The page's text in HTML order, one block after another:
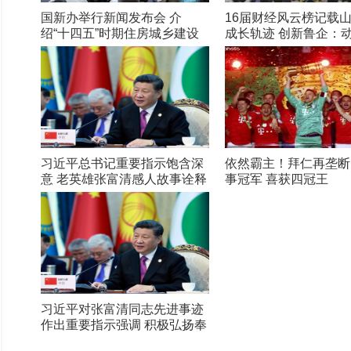
国新办举行新闻发布会 介
绍“十四五”时期住房城乡建设
高质量发展成就
16届财经风云榜记载
成长轨迹 创新鲁企：
在路上
习近平总书记重要指示饱含深
意 老英雄张富清感人故事诠释
初心
依然霸主！拜仁再垄
事冠军 喜获四冠王
习近平对张富清同志先进事迹
作出重要指示强调 积极弘扬奉